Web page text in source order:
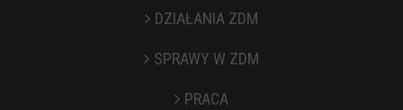
DZIAŁANIA ZDM
SPRAWY W ZDM
PRACA